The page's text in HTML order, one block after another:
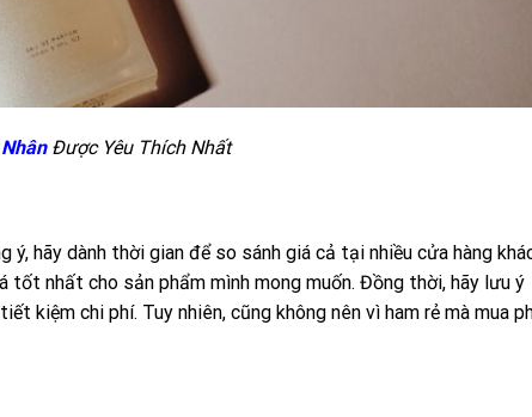
Được Yêu Thích Nhất
ý, hãy dành thời gian để so sánh giá cả tại nhiều cửa hàng
tốt nhất cho sản phẩm mình mong muốn. Đồng thời, hãy lưu ý
kiệm chi phí. Tuy nhiên, cũng không nên vì ham rẻ mà mua